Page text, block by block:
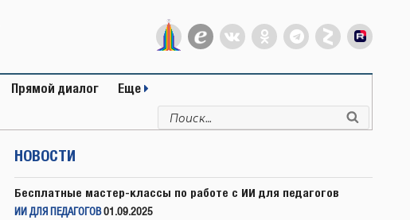
Прямой диалог Еще
Искать:
НОВОСТИ
Бесплатные мастер-классы по работе с ИИ для педагогов
ИИ ДЛЯ ПЕДАГОГОВ 01.09.2025